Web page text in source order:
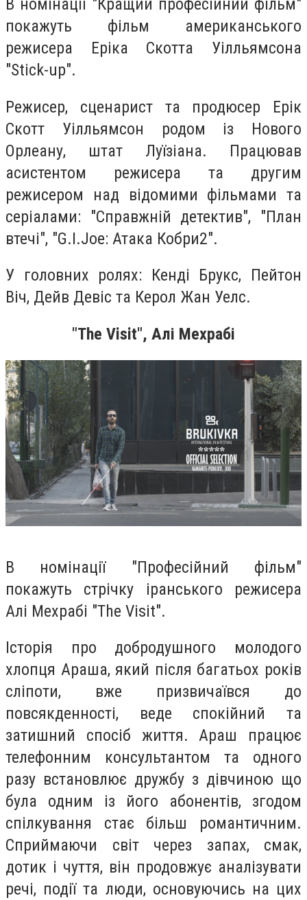
В номінації "Кращий професійний фільм"
покажуть фільм американського
режисера Еріка Скотта Уілльямсона
"Stick-up".
Режисер, сценарист та продюсер Ерік
Скотт Уілльямсон родом із Нового
Орлеану, штат Луїзіана. Працював
асистентом режисера та другим
режисером над відомими фільмами та
серіалами: "Справжній детектив", "План
втечі", "G.I.Joe: Атака Кобри2".
У головних ролях: Кенді Брукс, Пейтон
Віч, Дейв Девіс та Керол Жан Уелс.
"The Visit", Алі Мехрабі
В номінації "Професійний фільм"
покажуть стрічку іранського режисера
Алі Мехрабі "The Visit".
Історія про добродушного молодого
хлопця Араша, який після багатьох років
сліпоти, вже призвичаївся до
повсякденності, веде спокійний та
затишний спосіб життя. Араш працює
телефонним консультантом та одного
разу встановлює дружбу з дівчиною що
була одним із його абонентів, згодом
спілкування стає більш романтичним.
Сприймаючи світ через запах, смак,
дотик і чуття, він продовжує аналізувати
речі, події та люди, основуючись на цих